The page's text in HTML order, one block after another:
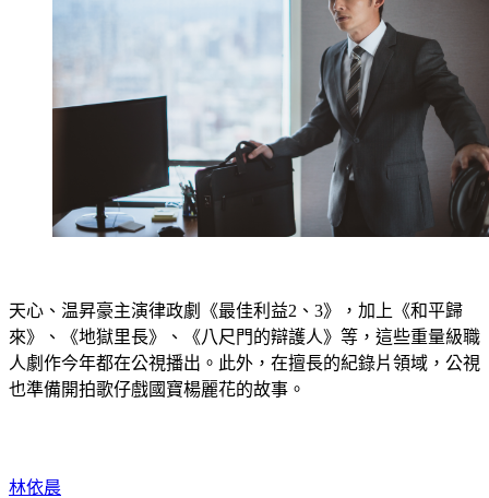
天心、温昇豪主演律政劇《最佳利益2、3》，加上《和平歸
來》、《地獄里長》、《八尺門的辯護人》等，這些重量級職
人劇作今年都在公視播出。此外，在擅長的紀錄片領域，公視
也準備開拍歌仔戲國寶楊麗花的故事。
林依晨